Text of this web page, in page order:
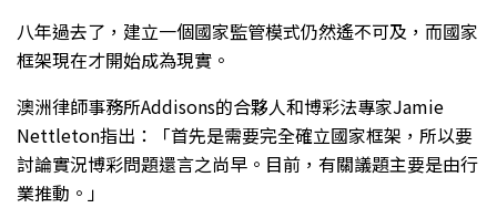
八年過去了，建立一個國家監管模式仍然遙不可及，而國家
框架現在才開始成為現實。
澳洲律師事務所Addisons的合夥人和博彩法專家Jamie
Nettleton指出：「首先是需要完全確立國家框架，所以要
討論實況博彩問題還言之尚早。目前，有關議題主要是由行
業推動。」